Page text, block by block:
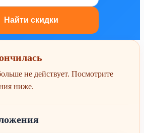
не действует. Посмотрите
ниже.